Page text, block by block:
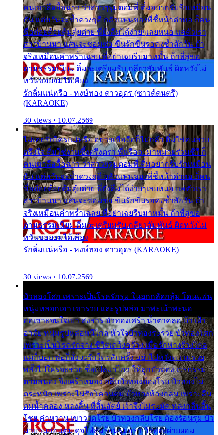
คนเขาลืออื้อฉาว ว่าสาวๆรุมตอมพี่ ติ๋มอยากรับรักเหมือน
กัน แต่หวั่นจะช้ำดวงฤดี กลัวแฟนของพี่ชี้หน้าด่าทอ ก็คน
ชื่อต๋อยต้อยตุ้มตุ๋ยต่าย พี่ยังลืมได้ง่ายๆเลยหนอ แค่ตัวเรา
สาวบ้านนา แสนจะซอมซ่อ ขืนรักขืนรอคงช้ำสักวัน ถ้า
จริงเหมือนคำพร่ำเฉลย พี่อย่าเฉยรีบมาหมั้น ถ้าพี่สู่ขอ
ตามธรรมเนียม ติ๋มจะเตรียมรับเกลียวสัมพันธ์ ผิดหวังไม่
หวั่นขอยอมได้เคียง
รักติ๋มแน่หรือ - หงษ์ทอง ดาวอุดร (ซาวด์ดนตรี)
(KARAOKE)
30 views • 10.07.2569
ไม่เคยรักใครแน่หรือ อยากเชื่อถือก็ไม่กล้า ติ๋มใช่คนสวย
ตรึงใจ ติ๋มใช่งามซึ้งตรึงตรา พี่หรือจะมาหมายร่วมชีวี ก็
คนเขาลืออื้อฉาว ว่าสาวๆรุมตอมพี่ ติ๋มอยากรับรักเหมือน
กัน แต่หวั่นจะช้ำดวงฤดี กลัวแฟนของพี่ชี้หน้าด่าทอ ก็คน
ชื่อต๋อยต้อยตุ้มตุ๋ยต่าย พี่ยังลืมได้ง่ายๆเลยหนอ แค่ตัวเรา
สาวบ้านนา แสนจะซอมซ่อ ขืนรักขืนรอคงช้ำสักวัน ถ้า
จริงเหมือนคำพร่ำเฉลย พี่อย่าเฉยรีบมาหมั้น ถ้าพี่สู่ขอ
ตามธรรมเนียม ติ๋มจะเตรียมรับเกลียวสัมพันธ์ ผิดหวังไม่
หวั่นขอยอมได้เคียง
รักติ๋มแน่หรือ - หงษ์ทอง ดาวอุดร (KARAOKE)
30 views • 10.07.2569
บัวทองโศก เพราะเป็นโรครักรุม ในอกกลัดกลุ้ม โดนแฟน
หนุ่มหลอกเอา เขารวย และรูปหล่อ มาพะเน้าพะนอ
ออเซาะจนใจเบา สงสาร บัวทองเศร้า น้ำตาคลอเบ้า เฝ้า
อาลัย หนุ่มรูปหล่อหนีไกล หัวใจบัวทองระรวย บัวทองโศก
เพราะเป็นโรครักจาง ชีวิตเคว้งคว้าง เมื่อรักห่างร้างไกล
แม่ก็บอก พ่อก็สั่งจะรักใครสักครั้ง อย่าไปหวังความรวย
พลั้งไปใครจะช่วย ซื้อเปลมาไกว ให้ลูกบัวทอง เวรกรรม
ตามสนอง จึงเศร้าหมอง กลีบบัวทองต้องโรย บัวทองไม่
ตระหนัก เพราะไม่รักโคลนตม บัวทองท้องกลม เพราะลืม
ตมน้ำคลอง หลงลิ้น ที่สิ้นสัตย์ เจ้าจึงไม่ระมัด หลงกลิ่นลิ้น
โชย คำหวาน เขาวาดโรย บัวทองกลีบโรย ต้องร้อนรุม บัว
มาบานก่อนตูม ดุจไฟสุมร้อนรุมอุรา บัวทองผ่ายผอม